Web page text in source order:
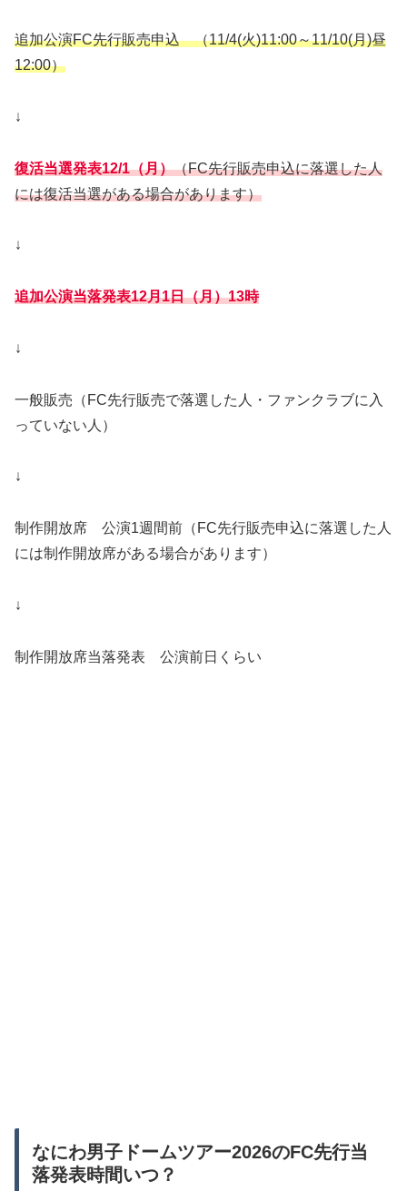
追加公演FC先行販売申込 （11/4(火)11:00～11/10(月)昼
12:00）
↓
復活当選発表12/1（月）（FC先行販売申込に落選した人
には復活当選がある場合があります）
↓
追加公演当落発表12月1日（月）13時
↓
一般販売（FC先行販売で落選した人・ファンクラブに入
っていない人）
↓
制作開放席 公演1週間前（FC先行販売申込に落選した人
には制作開放席がある場合があります）
↓
制作開放席当落発表 公演前日くらい
なにわ男子ドームツアー2026のFC先行当
落発表時間いつ？